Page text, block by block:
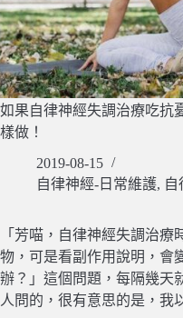
如果自律神經失調治療吃抗
樣做！
2019-08-15
自律神經-日常維護, 自
「芳喵，自律神經失調治
物，可是看副作用說明，會
辦？」這個問題，每隔幾天
人問的，很有意思的是，我